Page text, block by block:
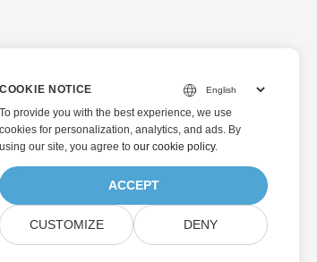
COOKIE NOTICE
To provide you with the best experience, we use
cookies for personalization, analytics, and ads. By
using our site, you agree to our cookie policy.
ACCEPT
CUSTOMIZE DENY